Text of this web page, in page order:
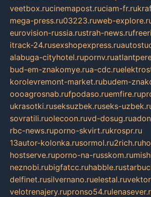
veetbox.rucinemapost.ruciam-fr.ru
mega-press.ru03223.ruweb-
eurovision-russia.rustrah-news.ru
itrack-24.rusexshopexpress.ru
alabuga-cityhotel.rupornv.ru
bud-em-znakomye.rua-cdc.ru
korolevremont-market.rubudem-
oooagrosnab.rufpodaso.ruemfire.ru
ukrasotki.ruseksuzbek.ruseks-
sovratili.ruolecoon.ruvd-dosug.ru
rbc-news.ruporno-skvirt.rukrospr.ru
13autor-kolonka.rusormol.ru2rich.ru
hostserve.ruporno-na-russkom.ru
neznobi.rubigfatcc.ruhabble.ru
delfinet.rusilvernano.ruelestal.ru
velotrenajery.rupronso54.ru